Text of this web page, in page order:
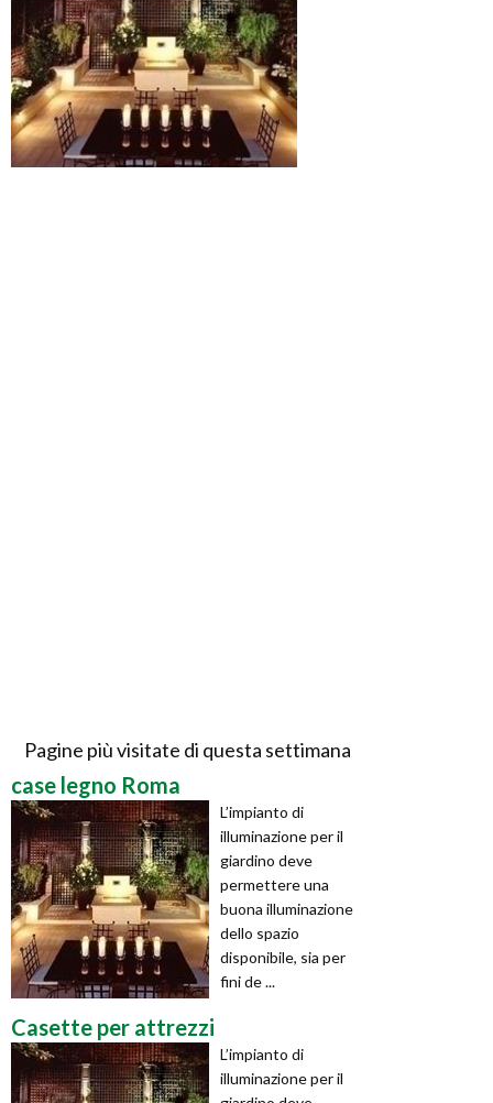
Pagine più visitate di questa settimana
case legno Roma
L’impianto di
illuminazione per il
giardino deve
permettere una
buona illuminazione
dello spazio
disponibile, sia per
fini de ...
Casette per attrezzi
L’impianto di
illuminazione per il